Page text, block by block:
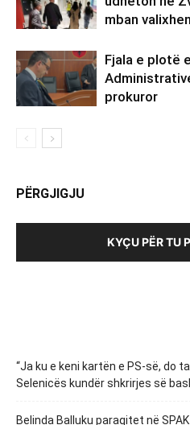
mban valixhen
Fjala e plotë
prokuror
PËRGJIGJU
KYÇU PËR TU
“Ja ku e keni kartën e PS-së, do
Selenicës kundër shkrirjes së
Belinda Balluku paraqitet në SPAK